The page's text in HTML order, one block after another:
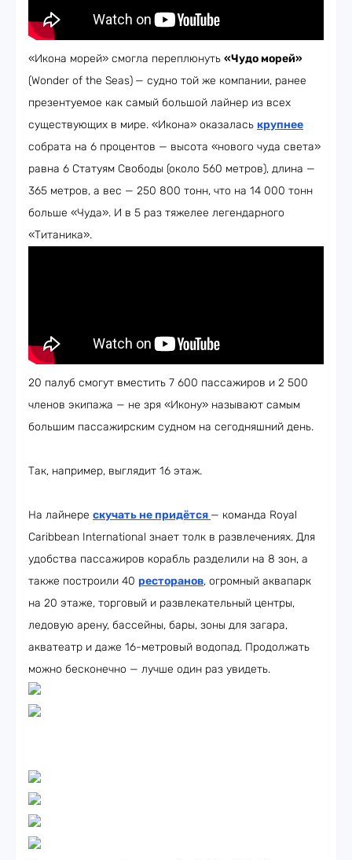
«Икона морей» смогла переплюнуть «Чудо морей»
(Wonder of the Seas) — судно той же компании, ранее
презентуемое как самый большой лайнер из всех
существующих в мире. «Икона» оказалась крупнее
собрата на 6 процентов — высота «нового чуда света»
равна 6 Статуям Свободы (около 560 метров), длина —
365 метров, а вес — 250 800 тонн, что на 14 000 тонн
больше «Чуда». И в 5 раз тяжелее легендарного
«Титаника».
20 палуб смогут вместить 7 600 пассажиров и 2 500
членов экипажа — не зря «Икону» называют самым
большим пассажирским судном на сегодняшний день.
Так, например, выглядит 16 этаж.
На лайнере скучать не придётся — команда Royal
Caribbean International знает толк в развлечениях. Для
удобства пассажиров корабль разделили на 8 зон, а
также построили 40 ресторанов, огромный аквапарк
на 20 этаже, торговый и развлекательный центры,
ледовую арену, бассейны, бары, зоны для загара,
акватеатр и даже 16-метровый водопад. Продолжать
можно бесконечно — лучше один раз увидеть.